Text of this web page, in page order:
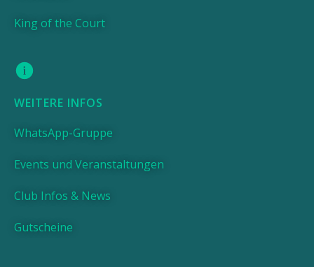
King of the Court
WEITERE INFOS
WhatsApp-Gruppe
Events und Veranstaltungen
Club Infos & News
Gutscheine